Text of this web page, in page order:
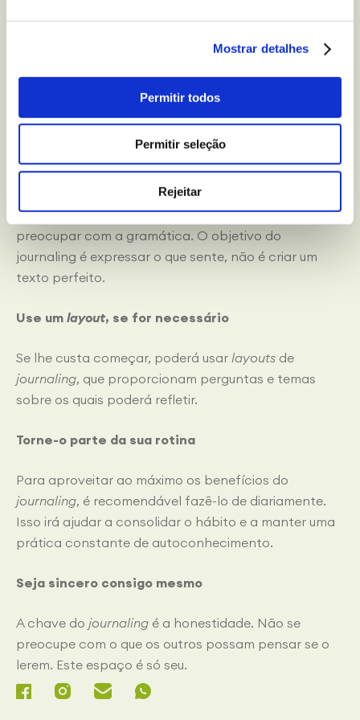
Mostrar detalhes
Permitir todos
Permitir seleção
Rejeitar
que o(a) preocupa, o que o(a) emociona ou até o que
aconteceu durante o dia. Num diário, não existem
Não tente escrever de forma perfeita
Não tem de ser um escritor perfeito nem tem de se
preocupar com a gramática. O objetivo do
journaling é expressar o que sente, não é criar um
texto perfeito.
Use um layout, se for necessário
Se lhe custa começar, poderá usar layouts de
journaling, que proporcionam perguntas e temas
sobre os quais poderá refletir.
Torne-o parte da sua rotina
Para aproveitar ao máximo os benefícios do
journaling, é recomendável fazê-lo de diariamente.
Isso irá ajudar a consolidar o hábito e a manter uma
prática constante de autoconhecimento.
Seja sincero consigo mesmo
A chave do journaling é a honestidade. Não se
preocupe com o que os outros possam pensar se o
lerem. Este espaço é só seu.